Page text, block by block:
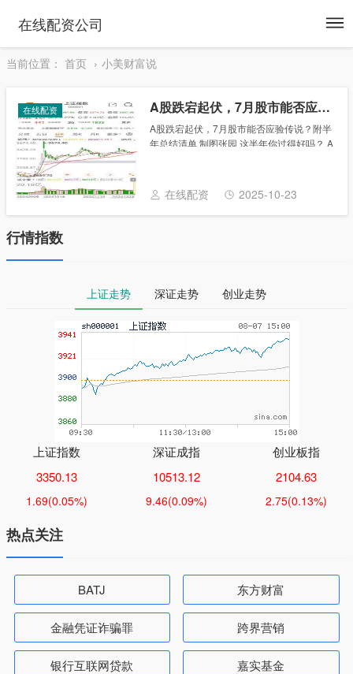
在线配资公司
当前位置： 首页 小美财富说
在线配资 A股跌宕起伏，7月股市能否应验传说？附半年总结清单
A股跌宕起伏，7月股市能否应验传说？附半
年总结清单 制图张园 这半年你过得好吗？ A
身”的江湖传说？当你还在为深V惊险叹......
在线配资 2025-10-23
行情指数
上证走势 深证走势 创业走势
上证指数
3350.13
1.69(0.05%)
深证成指
10513.12
9.46(0.09%)
创业板指
2104.63
2.75(0.13%)
热点关注
BATJ 东方财富
金融凭证诈骗罪 跨界营销
银行互联网贷款 嘉实基金